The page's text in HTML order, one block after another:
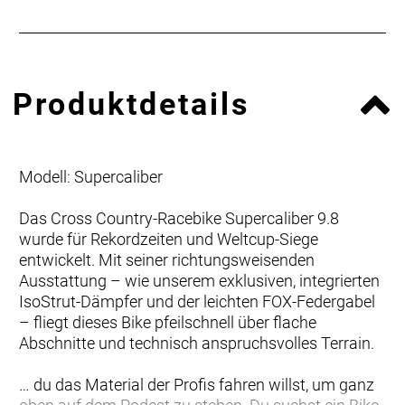
Produktdetails
Modell: Supercaliber
Das Cross Country-Racebike Supercaliber 9.8
wurde für Rekordzeiten und Weltcup-Siege
entwickelt. Mit seiner richtungsweisenden
Ausstattung – wie unserem exklusiven, integrierten
IsoStrut-Dämpfer und der leichten FOX-Federgabel
– fliegt dieses Bike pfeilschnell über flache
Abschnitte und technisch anspruchsvolles Terrain.
… du das Material der Profis fahren willst, um ganz